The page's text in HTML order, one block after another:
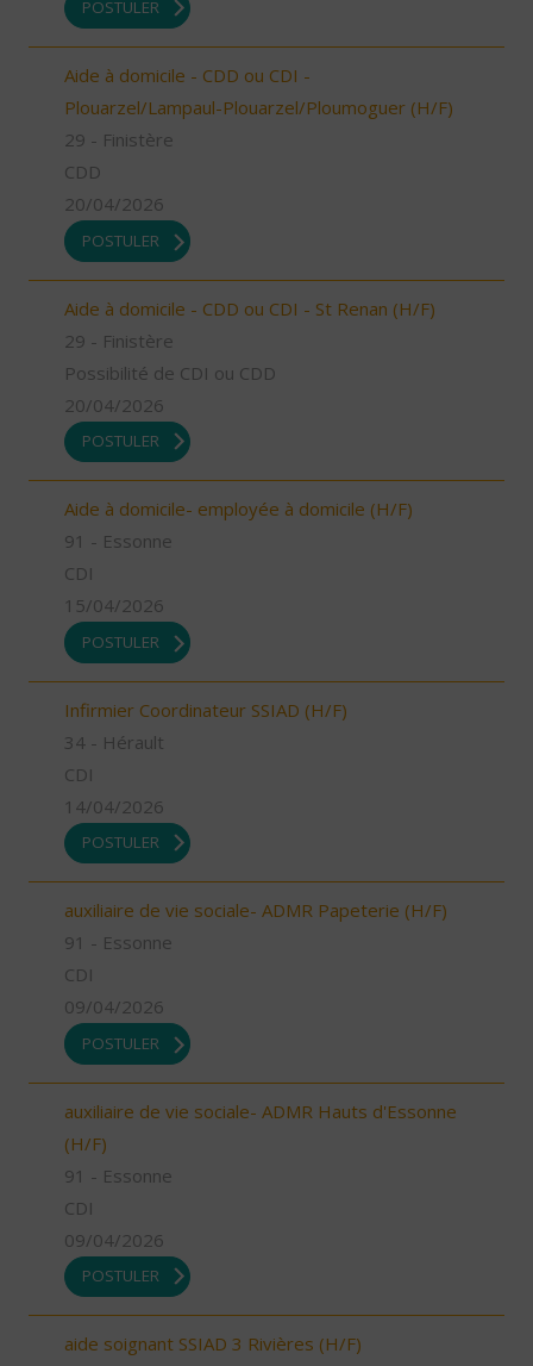
POSTULER
Aide à domicile - CDD ou CDI -
Plouarzel/Lampaul-Plouarzel/Ploumoguer (H/F)
29 - Finistère
CDD
20/04/2026
POSTULER
Aide à domicile - CDD ou CDI - St Renan (H/F)
29 - Finistère
Possibilité de CDI ou CDD
20/04/2026
POSTULER
Aide à domicile- employée à domicile (H/F)
91 - Essonne
CDI
15/04/2026
POSTULER
Infirmier Coordinateur SSIAD (H/F)
34 - Hérault
CDI
14/04/2026
POSTULER
auxiliaire de vie sociale- ADMR Papeterie (H/F)
91 - Essonne
CDI
09/04/2026
POSTULER
auxiliaire de vie sociale- ADMR Hauts d'Essonne
(H/F)
91 - Essonne
CDI
09/04/2026
POSTULER
aide soignant SSIAD 3 Rivières (H/F)